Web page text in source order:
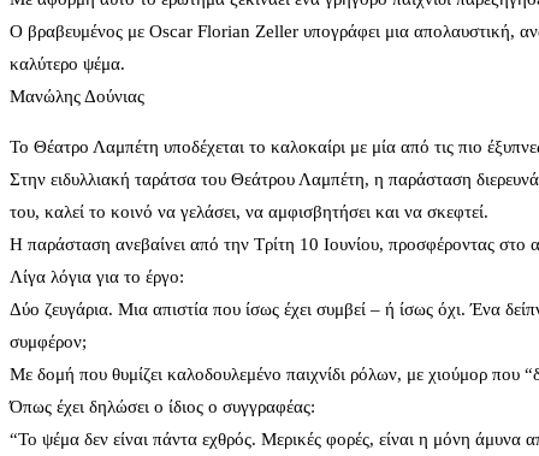
Ο βραβευμένος με Oscar Florian Zeller υπογράφει μια απολαυστική,
καλύτερο ψέμα.
Μανώλης Δούνιας
Το Θέατρο Λαμπέτη υποδέχεται το καλοκαίρι με μία από τις πιο
Στην ειδυλλιακή ταράτσα του Θεάτρου Λαμπέτη, η παράσταση
του, καλεί το κοινό να γελάσει, να αμφισβητήσει και να σκεφτεί.
Η παράσταση ανεβαίνει από την Τρίτη 10 Ιουνίου, προσφέροντας στο
Λίγα λόγια για το έργο:
Δύο ζευγάρια. Μια απιστία που ίσως έχει συμβεί – ή ίσως όχι. Ένα
συμφέρον;
Με δομή που θυμίζει καλοδουλεμένο παιχνίδι ρόλων, με χιούμορ που
Όπως έχει δηλώσει ο ίδιος ο συγγραφέας:
“Το ψέμα δεν είναι πάντα εχθρός. Μερικές φορές, είναι η μόνη άμυνα